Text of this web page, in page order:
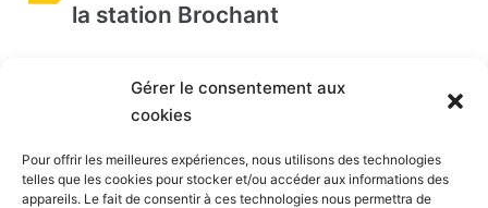
Gérer le consentement aux
cookies
Pour offrir les meilleures expériences, nous utilisons des technologies
telles que les cookies pour stocker et/ou accéder aux informations des
appareils. Le fait de consentir à ces technologies nous permettra de
la station Brochant
Retrouvez ci-dessous lespoints d'intérêt
proximité de la station Brochant. Cliquez sur l'un
des liens pour en savoir plus sur le centre d'intérêt
de votre choix.